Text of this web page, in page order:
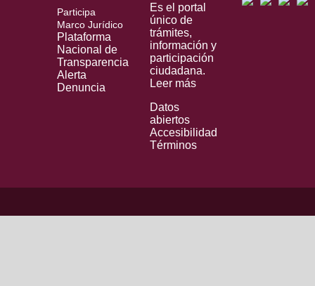
Participa
Marco Jurídico
Plataforma
Nacional de
Transparencia
Alerta
Denuncia
Es el portal
único de
trámites,
información y
participación
ciudadana.
Leer más
Datos
abiertos
Accesibilidad
Términos